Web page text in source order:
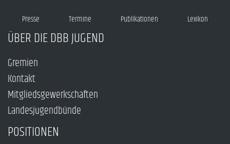
Presse Termine Publikationen Lexikon
ÜBER DIE DBB JUGEND
Gremien
Kontakt
Mitgliedsgewerkschaften
Landesjugendbünde
POSITIONEN